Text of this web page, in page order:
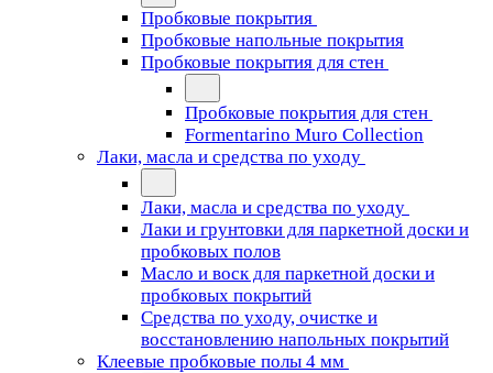
Пробковые покрытия
Пробковые напольные покрытия
Пробковые покрытия для стен
Пробковые покрытия для стен
Formentarino Muro Collection
Лаки, масла и средства по уходу
Лаки, масла и средства по уходу
Лаки и грунтовки для паркетной доски и
пробковых полов
Масло и воск для паркетной доски и
пробковых покрытий
Средства по уходу, очистке и
восстановлению напольных покрытий
Клеевые пробковые полы 4 мм